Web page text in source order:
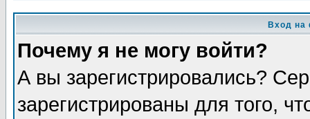
Вход на
Почему я не могу войти?
А вы зарегистрировались?
зарегистрированы для того,